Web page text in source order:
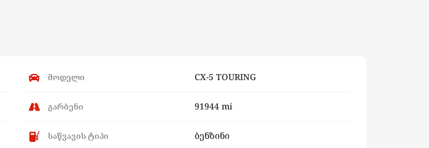
მოდელი CX-5 TOURING
გარბენი 91944 mi
საწვავის ტიპი ბენზინი